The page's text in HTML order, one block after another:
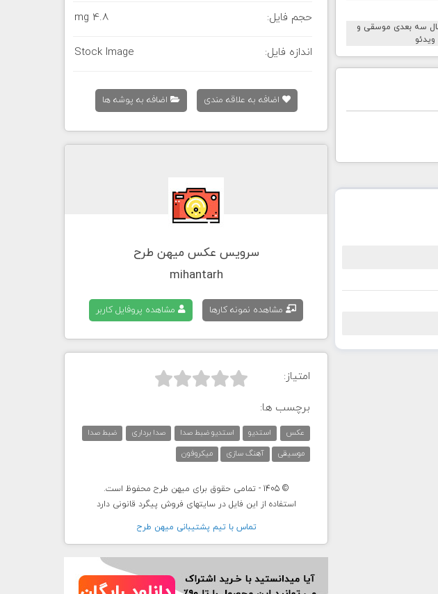
حجم فایل: 4.8 mg
اندازه فایل: Stock Image
اضافه به علاقه مندی اضافه به پوشه ها
سرویس عکس میهن طرح
mihantarh
مشاهده نمونه کارها مشاهده پروفایل کاربر
امتیاز: 


برچسب ها:
عکس استدیو استدیو ضبط صدا صدا برداری
ضبط صدا
موسیقی
آهنگ سازی میکروفون
© 1405 - تمامی حقوق برای میهن طرح محفوظ است.
استفاده از این فایل در سایتهای فروش پیگرد قانونی دارد
تماس با تيم پشتيبانی ميهن طرح